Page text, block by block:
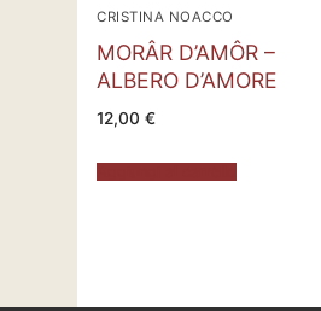
CRISTINA NOACCO
MORÂR D’AMÔR –
ALBERO D’AMORE
12,00 €